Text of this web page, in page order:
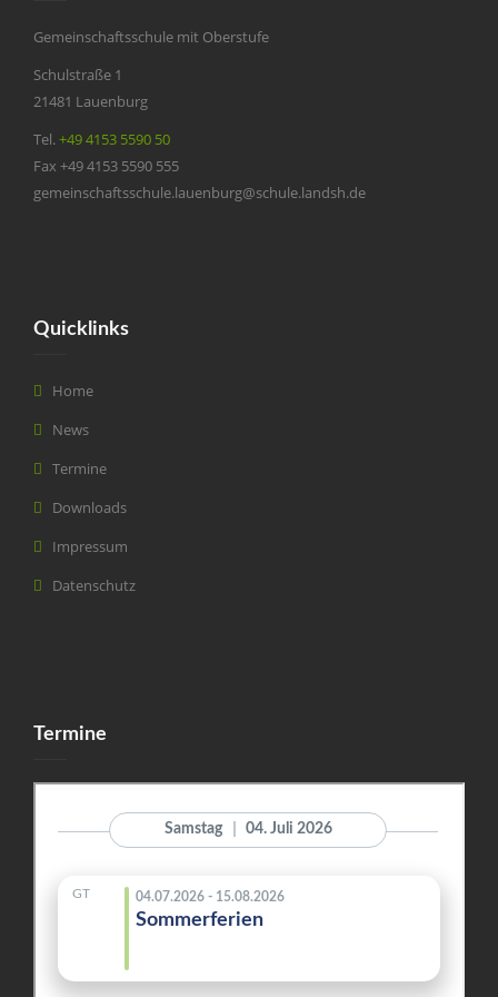
Gemeinschaftsschule mit Oberstufe
Schulstraße 1
21481 Lauenburg
Tel.+49 4153 5590 50
Fax +49 4153 5590 555
gemeinschaftsschule.lauenburg@schule.landsh.de
Quicklinks
Home
News
Termine
Downloads
Impressum
Datenschutz
Termine